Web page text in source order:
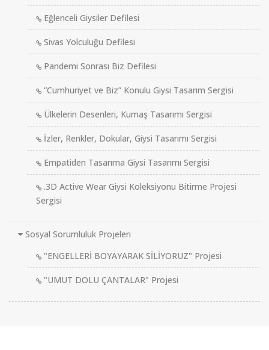
Eğlenceli Giysiler Defilesi
Sivas Yolculuğu Defilesi
Pandemi Sonrası Biz Defilesi
“Cumhuriyet ve Biz” Konulu Giysi Tasarım Sergisi
Ülkelerin Desenleri, Kumaş Tasarımı Sergisi
İzler, Renkler, Dokular, Giysi Tasarımı Sergisi
Empatiden Tasarıma Giysi Tasarımı Sergisi
.3D Active Wear Giysi Koleksiyonu Bitirme Projesi
Sergisi
Sosyal Sorumluluk Projeleri
"ENGELLERİ BOYAYARAK SİLİYORUZ" Projesi
"UMUT DOLU ÇANTALAR" Projesi